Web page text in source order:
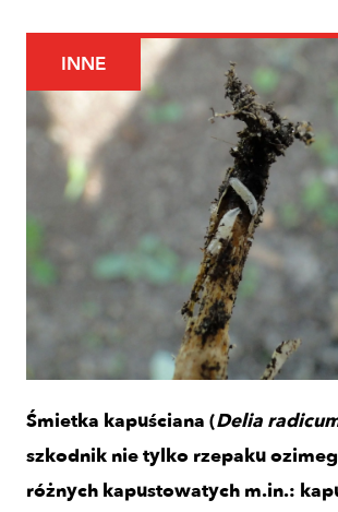
INNE
Śmietka kapuściana (Delia
szkodnik nie tylko rzepaku
różnych kapustowatych m.in.: